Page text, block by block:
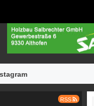
RSS